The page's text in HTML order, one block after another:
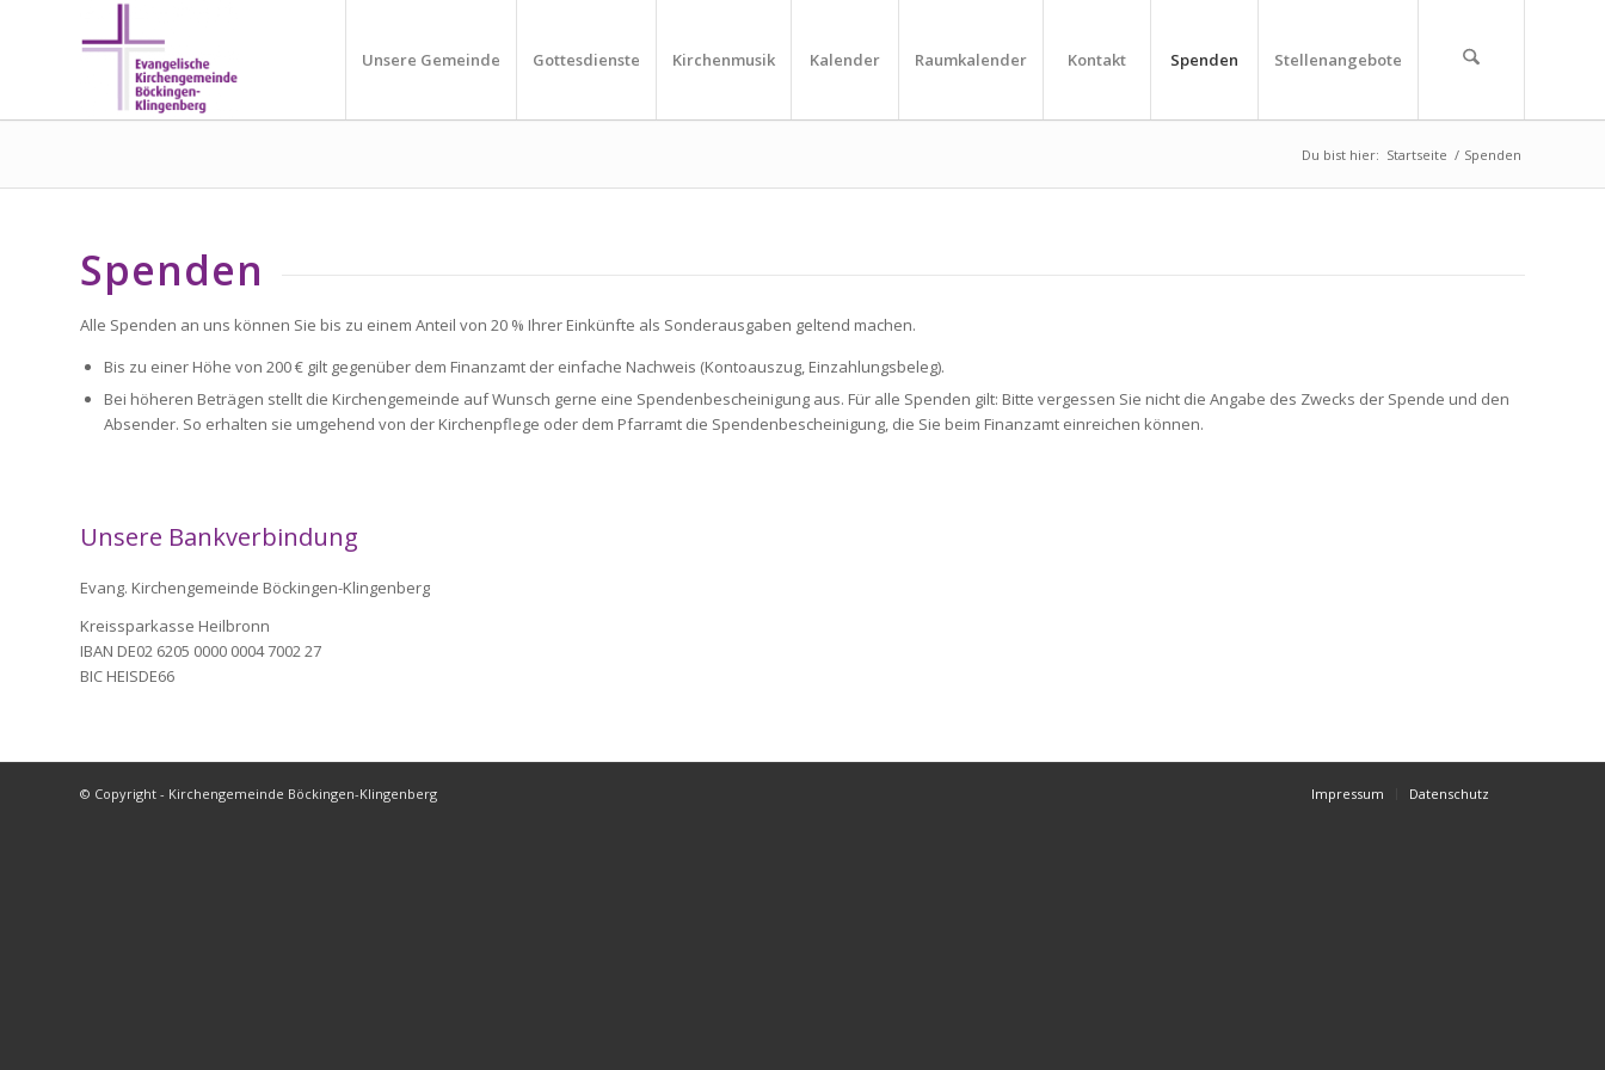
Unsere Gemeinde Gottesdienste Kirchenmusik Kalender Raumkalender Kontakt Spenden Stellenangebote
Du bist hier: Startseite / Spenden
Spenden
Alle Spenden an uns können Sie bis zu einem Anteil von 20 % Ihrer Einkünfte als Sonderausgaben geltend machen.
Bis zu einer Höhe von 200 € gilt gegenüber dem Finanzamt der einfache Nachweis (Kontoauszug, Einzahlungsbeleg).
Bei höheren Beträgen stellt die Kirchengemeinde auf Wunsch gerne eine Spendenbescheinigung aus. Für alle Spenden gilt: Bitte vergessen Sie nicht die Angabe des Zwecks der Spende und den
Absender. So erhalten sie umgehend von der Kirchenpflege oder dem Pfarramt die Spendenbescheinigung, die Sie beim Finanzamt einreichen können.
Unsere Bankverbindung
Evang. Kirchengemeinde Böckingen-Klingenberg
Kreissparkasse Heilbronn
IBAN DE02 6205 0000 0004 7002 27
BIC HEISDE66
© Copyright - Kirchengemeinde Böckingen-Klingenberg Impressum Datenschutz